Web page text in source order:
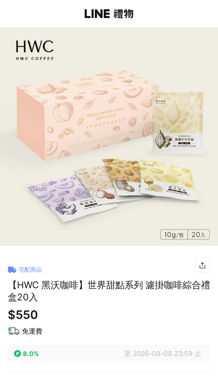
宅配商品
【HWC 黑沃咖啡】世界甜點系列 濾掛咖啡綜合禮
盒20入
$550
免運費
8.0% 至 2026-08-08 23:59 止